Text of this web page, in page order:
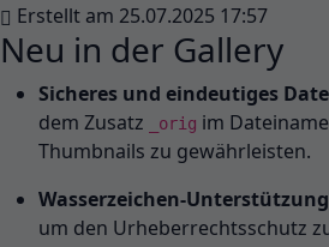
Erstellt am 25.07.2025 17:57
Neu in der Gallery
Sicheres und eindeutiges
dem Zusatz
_orig im
Thumbnails zu gewährleisten.
Wasserzeichen-
um den Urheberrechtsschutz